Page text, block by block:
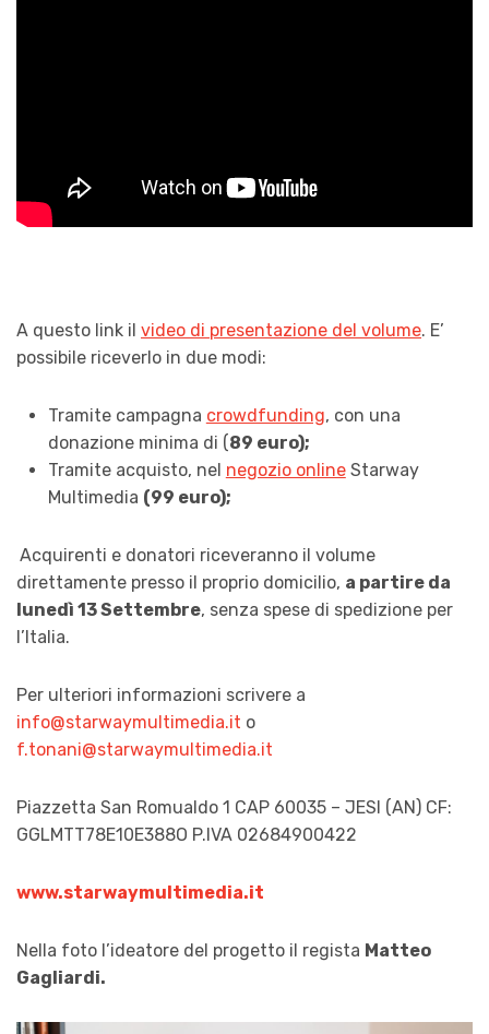
A questo link il video di presentazione del volume. E’
possibile riceverlo in due modi:
Tramite campagna crowdfunding, con una
donazione minima di (89 euro);
Tramite acquisto, nel negozio onlineStarway
Multimedia (99 euro);
Acquirenti e donatori riceveranno il volume
direttamente presso il proprio domicilio, a partire da
lunedì 13 Settembre, senza spese di spedizione per
l’Italia.
Per ulteriori informazioni scrivere a
info@starwaymultimedia.it o
f.tonani@starwaymultimedia.it
Piazzetta San Romualdo 1 CAP 60035 – JESI (AN) CF:
GGLMTT78E10E388O P.IVA 02684900422
www.starwaymultimedia.it
Nella foto l’ideatore del progetto il regista Matteo
Gagliardi.